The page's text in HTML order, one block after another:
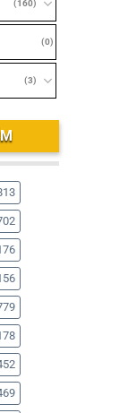
(160)
(0)
(3)